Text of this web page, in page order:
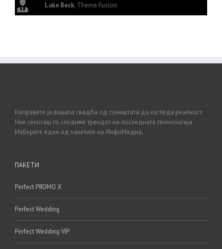
Luke Beck, Theme Fusion
Направете ја вашата свадба од соништата да изгледа реалност.
Ние секогаш го следиме трендот на последната технологија.
Изберете еден од пакетите на ИнфоМедиа.
ПАКЕТИ
Perfect PROMO X
Perfect Wedding
Perfect Wedding VIP